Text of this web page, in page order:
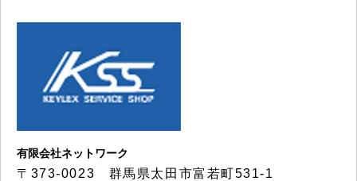
有限会社ネットワーク
〒373-0023 群馬県太田市富若町531-1